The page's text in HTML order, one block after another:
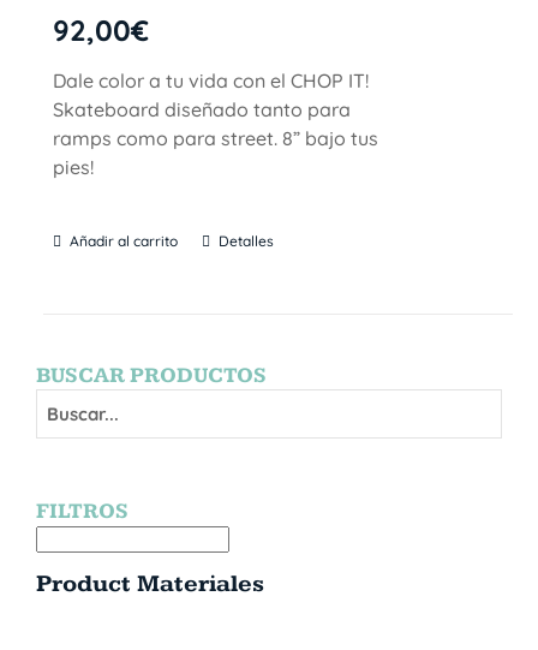
92,00€
Dale color a tu vida con el CHOP IT!
Skateboard diseñado tanto para
ramps como para street. 8” bajo tus
pies!
Añadir al carrito Detalles
BUSCAR PRODUCTOS
FILTROS
Product Materiales